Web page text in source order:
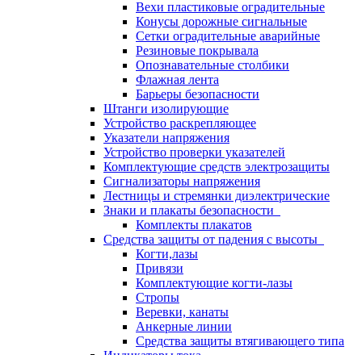
Вехи пластиковые оградительные
Конусы дорожные сигнальные
Сетки оградительные аварийные
Резиновые покрывала
Опознавательные столбики
Флажная лента
Барьеры безопасности
Штанги изолирующие
Устройство раскрепляющее
Указатели напряжения
Устройство проверки указателей
Комплектующие средств электрозащиты
Сигнализаторы напряжения
Лестницы и стремянки диэлектрические
Знаки и плакаты безопасности
Комплекты плакатов
Средства защиты от падения с высоты
Когти,лазы
Привязи
Комплектующие когти-лазы
Стропы
Веревки, канаты
Анкерные линии
Средства защиты втягивающего типа